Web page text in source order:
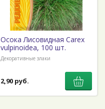
Осока Лисовидная Carex
vulpinoidea, 100 шт.
Декоративные злаки
2,90 руб.